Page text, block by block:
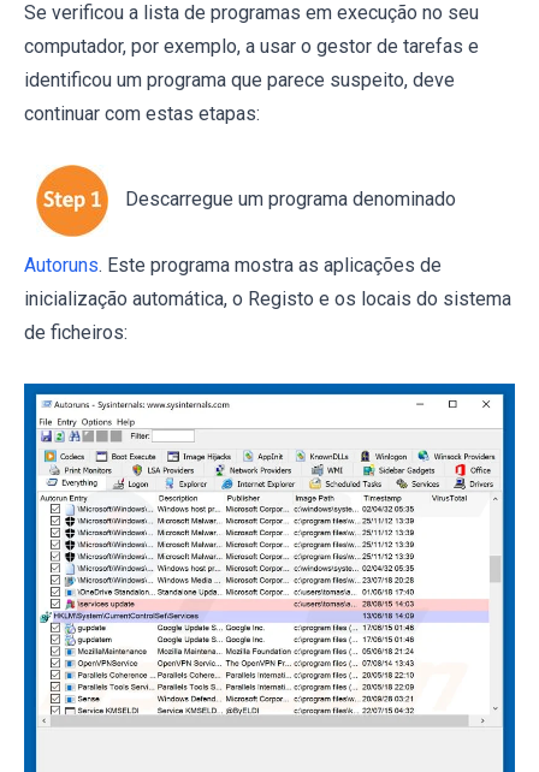
Se verificou a lista de programas em execução no seu
computador, por exemplo, a usar o gestor de tarefas e
identificou um programa que parece suspeito, deve
continuar com estas etapas:
Descarregue um programa denominado
Autoruns. Este programa mostra as aplicações de
inicialização automática, o Registo e os locais do sistema
de ficheiros: